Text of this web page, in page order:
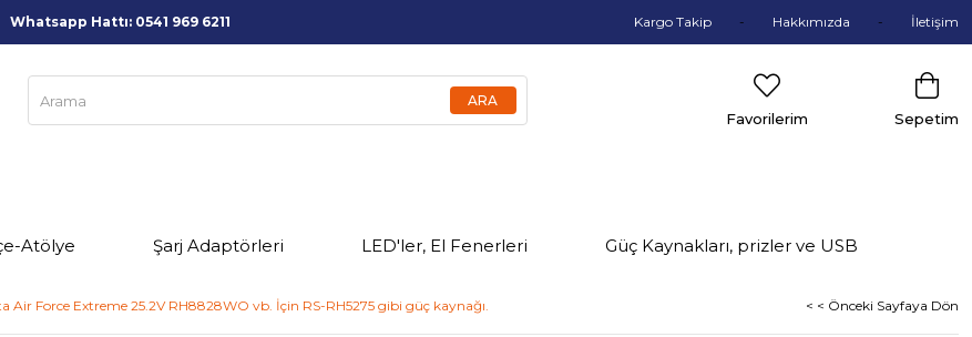
Whatsapp Hattı: 0541 969 6211 Kargo Takip Hakkımızda İletişim
Sepetim
Favorilerim
Atölye Şarj Adaptörleri LED'ler, El Fenerleri Güç Kaynakları, prizler ve USB
Air Force Extreme 25.2V RH8828WO vb. İçin RS-RH5275 gibi güç kaynağı. < < Önceki Sayfaya Dön